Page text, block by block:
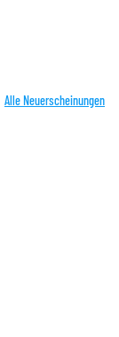
Alle Neuerscheinungen